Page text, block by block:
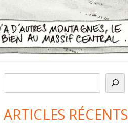
Sidebar
e
c
hARTICLES RÉCENTS